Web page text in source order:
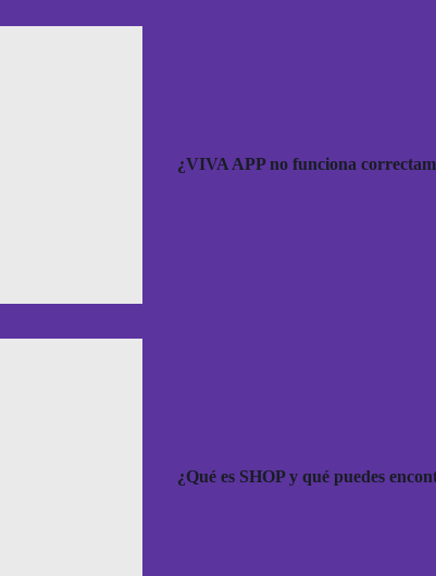
¿VIVA APP no funciona
¿Qué es SHOP y qué puedes